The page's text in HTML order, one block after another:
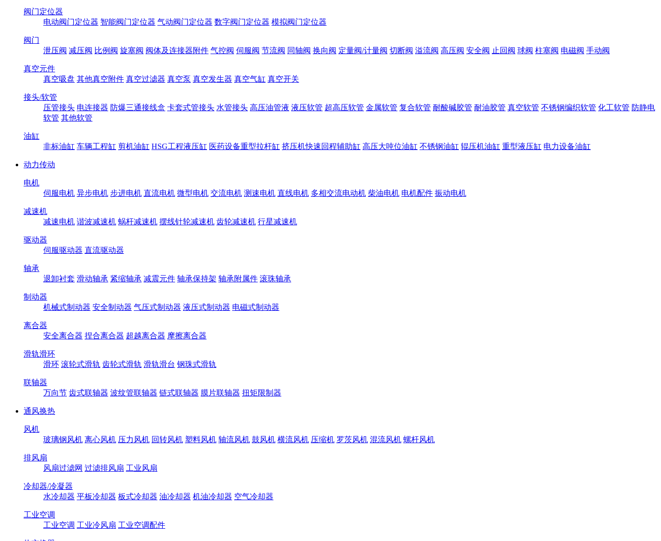
阀门定位器
电动阀门定位器 智能阀门定位器 气动阀门定位器 数字阀门定位器 模拟阀门定位器
阀门
泄压阀 减压阀 比例阀 旋塞阀 阀体及连接器附件 气控阀 伺服阀 节流阀 同轴阀 换向阀 定量阀/计量阀 切断阀 溢流阀 高压阀 安全阀 止回阀 球阀 柱塞阀 电磁阀 手动阀
真空元件
真空吸盘 其他真空附件 真空过滤器 真空泵 真空发生器 真空气缸 真空开关
接头/软管
压管接头 电连接器 防爆三通接线盒 卡套式管接头 水管接头 高压油管液 液压软管 超高压软管 金属软管 复合软管 耐酸碱胶管 耐油胶管 真空软管 不锈钢编织软管 化工软管 防静电
软管 其他软管
油缸
非标油缸 车辆工程缸 剪机油缸 HSG工程液压缸 医药设备重型拉杆缸 挤压机快速回程辅助缸 高压大吨位油缸 不锈钢油缸 辊压机油缸 重型液压缸 电力设备油缸
动力传动
电机
伺服电机 异步电机 步进电机 直流电机 微型电机 交流电机 测速电机 直线电机 多相交流电动机 柴油电机 电机配件 振动电机
减速机
减速电机 谐波减速机 蜗杆减速机 摆线针轮减速机 齿轮减速机 行星减速机
驱动器
伺服驱动器 直流驱动器
轴承
退卸衬套 滑动轴承 紧缩轴承 减震元件 轴承保持架 轴承附属件 滚珠轴承
制动器
机械式制动器 安全制动器 气压式制动器 液压式制动器 电磁式制动器
离合器
安全离合器 捏合离合器 超越离合器 摩擦离合器
滑轨滑环
滑环 滚轮式滑轨 齿轮式滑轨 滑轨滑台 钢珠式滑轨
联轴器
万向节 齿式联轴器 波纹管联轴器 链式联轴器 膜片联轴器 扭矩限制器
通风换热
风机
玻璃钢风机 离心风机 压力风机 回转风机 塑料风机 轴流风机 鼓风机 横流风机 压缩机 罗茨风机 混流风机 螺杆风机
排风扇
风扇过滤网 过滤排风扇 工业风扇
冷却器/冷凝器
水冷却器 平板冷却器 板式冷却器 油冷却器 机油冷却器 空气冷却器
工业空调
工业空调 工业冷风扇 工业空调配件